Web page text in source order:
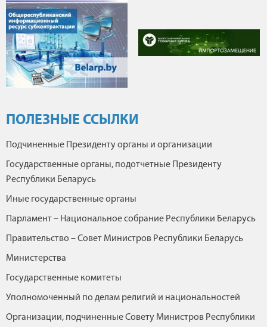
ПОЛЕЗНЫЕ ССЫЛКИ
Подчиненные Президенту органы и организации
Государственные органы, подотчетные Президенту
Республики Беларусь
Иные государственные органы
Парламент – Национальное собрание Республики Беларусь
Правительство – Совет Министров Республики Беларусь
Министерства
Государственные комитеты
Уполномоченный по делам религий и национальностей
Организации, подчиненные Совету Министров Республики